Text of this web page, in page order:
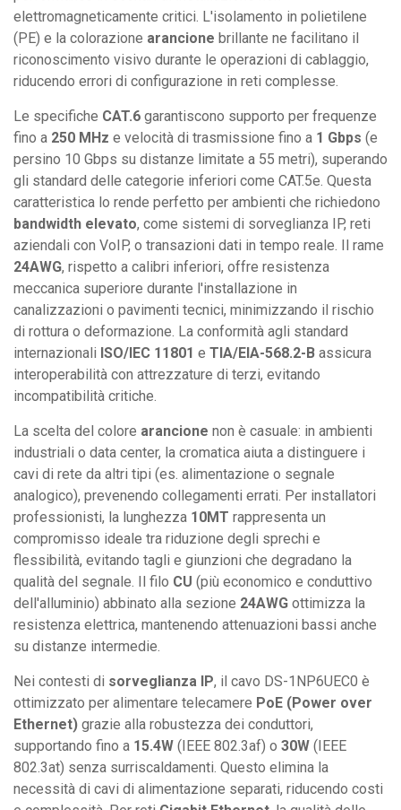
elettromagneticamente critici. L'isolamento in polietilene
(PE) e la colorazione arancione brillante ne facilitano il
riconoscimento visivo durante le operazioni di cablaggio,
riducendo errori di configurazione in reti complesse.
Le specifiche CAT.6 garantiscono supporto per frequenze
fino a 250 MHz e velocità di trasmissione fino a 1 Gbps (e
persino 10 Gbps su distanze limitate a 55 metri), superando
gli standard delle categorie inferiori come CAT.5e. Questa
caratteristica lo rende perfetto per ambienti che richiedono
bandwidth elevato, come sistemi di sorveglianza IP, reti
aziendali con VoIP, o transazioni dati in tempo reale. Il rame
24AWG, rispetto a calibri inferiori, offre resistenza
meccanica superiore durante l'installazione in
canalizzazioni o pavimenti tecnici, minimizzando il rischio
di rottura o deformazione. La conformità agli standard
internazionali ISO/IEC 11801 e TIA/EIA-568.2-B assicura
interoperabilità con attrezzature di terzi, evitando
incompatibilità critiche.
La scelta del colore arancione non è casuale: in ambienti
industriali o data center, la cromatica aiuta a distinguere i
cavi di rete da altri tipi (es. alimentazione o segnale
analogico), prevenendo collegamenti errati. Per installatori
professionisti, la lunghezza 10MT rappresenta un
compromisso ideale tra riduzione degli sprechi e
flessibilità, evitando tagli e giunzioni che degradano la
qualità del segnale. Il filo CU (più economico e conduttivo
dell'alluminio) abbinato alla sezione 24AWG ottimizza la
resistenza elettrica, mantenendo attenuazioni bassi anche
su distanze intermedie.
Nei contesti di sorveglianza IP, il cavo DS-1NP6UEC0 è
ottimizzato per alimentare telecamere PoE (Power over
Ethernet) grazie alla robustezza dei conduttori,
supportando fino a 15.4W (IEEE 802.3af) o 30W (IEEE
802.3at) senza surriscaldamenti. Questo elimina la
necessità di cavi di alimentazione separati, riducendo costi